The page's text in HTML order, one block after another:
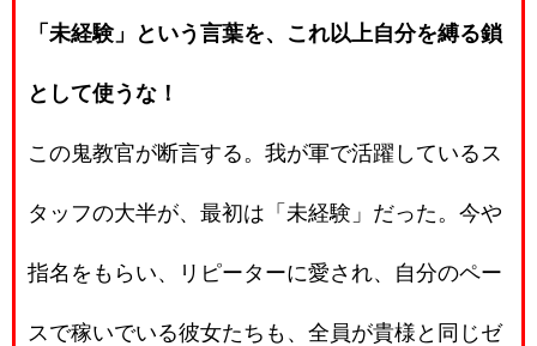
「未経験」という言葉を、これ以上自分を縛る鎖
として使うな！
この鬼教官が断言する。我が軍で活躍しているス
タッフの大半が、最初は「未経験」だった。今や
指名をもらい、リピーターに愛され、自分のペー
スで稼いでいる彼女たちも、全員が貴様と同じゼ